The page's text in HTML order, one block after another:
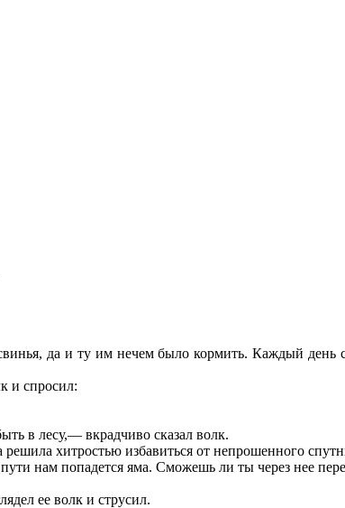
да и ту им нечем было кормить. Каждый
и спросил:
в лесу,— вкрадчиво сказал волк.
хитростью избавиться от непрошенного
нам попадется яма. Сможешь ли ты через нее
ее волк и струсил.